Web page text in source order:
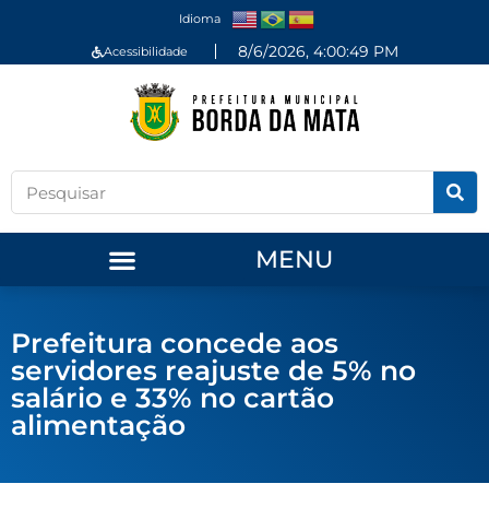
Idioma
Acessibilidade 8/6/2026, 4:00:50 PM
MENU
Prefeitura concede aos
servidores reajuste de 5% no
salário e 33% no cartão
alimentação